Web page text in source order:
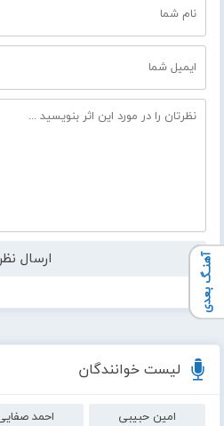
لیست خوانندگان
امین حبیبی احمد
آهنـگ بعدی